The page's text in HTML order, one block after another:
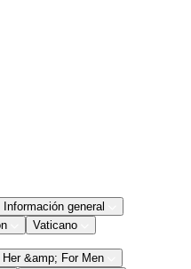
Información general
Vaticano
Her &amp; For Men